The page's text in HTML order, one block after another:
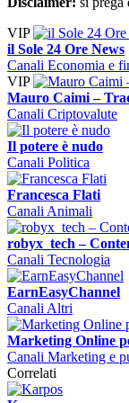
VIP
il Sole 24 Ore News
Canali Economia e
VIP
Mauro Caimi –
Canali Criptovalute
Il potere è nudo
Canali Politica
Francesca Flati
Canali Animali
robyx_tech –
Canali Tecnologia
EarnEasyChannel
Canali Altri
Marketing Online
Canali Marketing e
Correlati